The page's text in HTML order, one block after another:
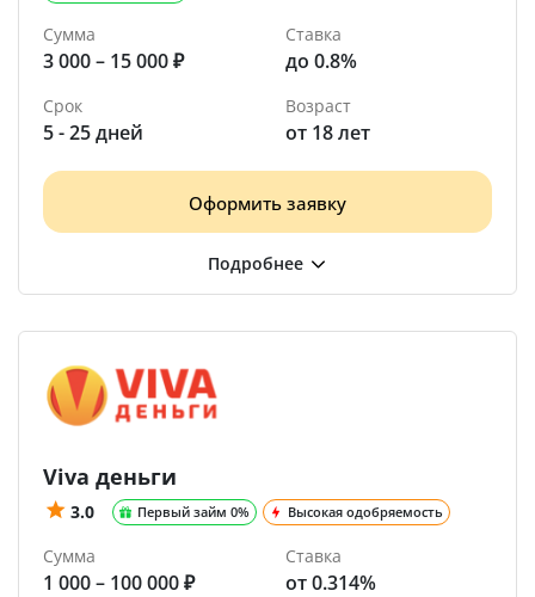
Сумма
3 000 – 15 000 ₽
Ставка
до 0.8%
Срок
5 - 25 дней
Возраст
от 18 лет
Оформить заявку
Viva деньги
3.0 Первый займ 0% Высокая одобряемость
Сумма
1 000 – 100 000 ₽
Ставка
от 0.314%